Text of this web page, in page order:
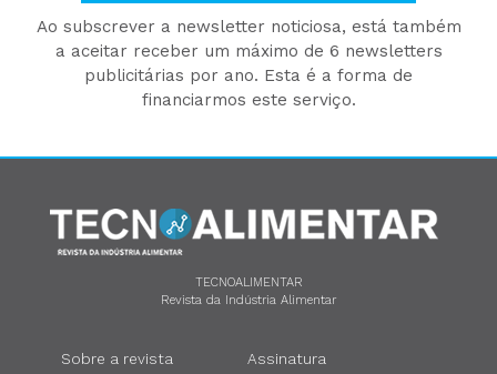
Ao subscrever a newsletter noticiosa, está também
a aceitar receber um máximo de 6 newsletters
publicitárias por ano. Esta é a forma de
financiarmos este serviço.
TECNOALIMENTAR
Revista da Indústria Alimentar
Sobre a revista
Assinatura